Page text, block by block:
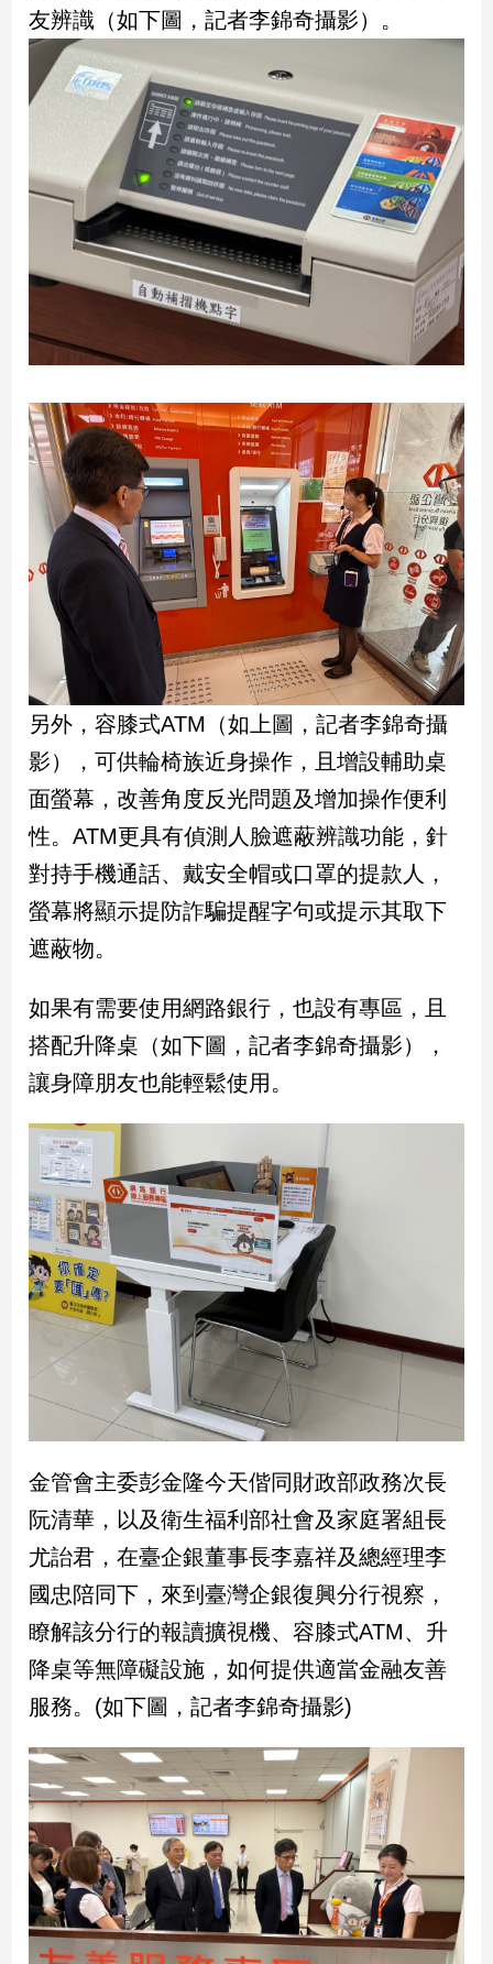
冠
病
毒
專
南
觀
南
灣
觀
點
娛
樂
流
時
尚
追
星
活
建
築/
室
內
設
計
旅
遊/
美
食
星
座/
命
理
消
康/
子/
感
情
藝
術
文
創
／
電
推
薦
科
技/
遊
戲
運
動
友辨識（如下圖，記者李錦奇攝影）。
另外，容膝式ATM（如上圖，記者李錦奇攝
影），可供輪椅族近身操作，且增設輔助桌
面螢幕，改善角度反光問題及增加操作便利
性。ATM更具有偵測人臉遮蔽辨識功能，針
對持手機通話、戴安全帽或口罩的提款人，
螢幕將顯示提防詐騙提醒字句或提示其取下
遮蔽物。
如果有需要使用網路銀行，也設有專區，且
搭配升降桌（如下圖，記者李錦奇攝影），
讓身障朋友也能輕鬆使用。
金管會主委彭金隆今天偕同財政部政務次長
阮清華，以及衛生福利部社會及家庭署組長
尤詒君，在臺企銀董事長李嘉祥及總經理李
國忠陪同下，來到臺灣企銀復興分行視察，
瞭解該分行的報讀擴視機、容膝式ATM、升
降桌等無障礙設施，如何提供適當金融友善
服務。(如下圖，記者李錦奇攝影)